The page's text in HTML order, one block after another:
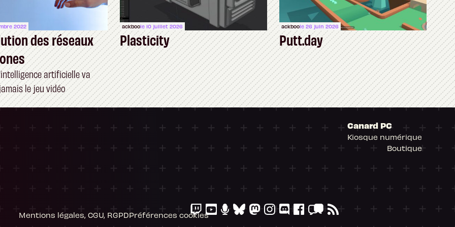
2022
des réseaux
artificielle va
le jeu vidéo
ackboole 10 juillet 2026
Plasticity
ackboole 26 juin 2026
Putt.day
Canard PC
Kiosque numérique
Boutique
Mentions légales, CGU, RGPDPréférences cookies
gérer vos paramètres de confidentialité, en garantissant la conformité avec les